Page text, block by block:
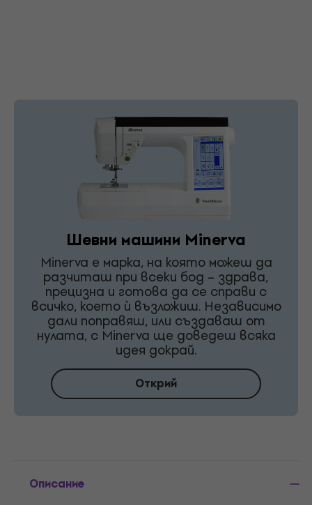
Шевни машини Minerva
Minerva е марка, на която можеш да
разчиташ при всеки бод – здрава,
прецизна и готова да се справи с
всичко, което ѝ възложиш. Независимо
дали поправяш, или създаваш от
нулата, с Minerva ще доведеш всяка
идея докрай.
Открий
Описание